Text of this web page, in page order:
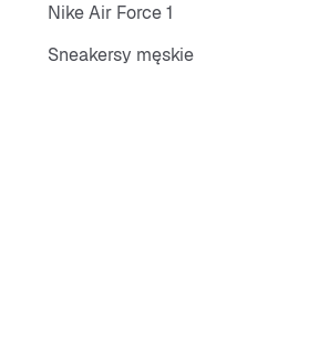
Nike Air Force 1
Sneakersy męskie